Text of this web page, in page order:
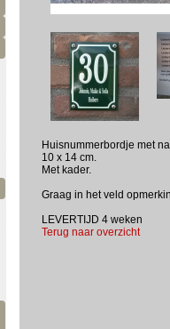
Huisnummerbordje met
10 x 14 cm.
Met kader.
Graag in het veld
LEVERTIJD 4 weken
Terug naar overzicht